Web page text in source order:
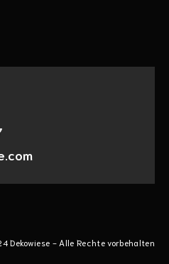
Dekowiese - Alle Rechte vorbehalten